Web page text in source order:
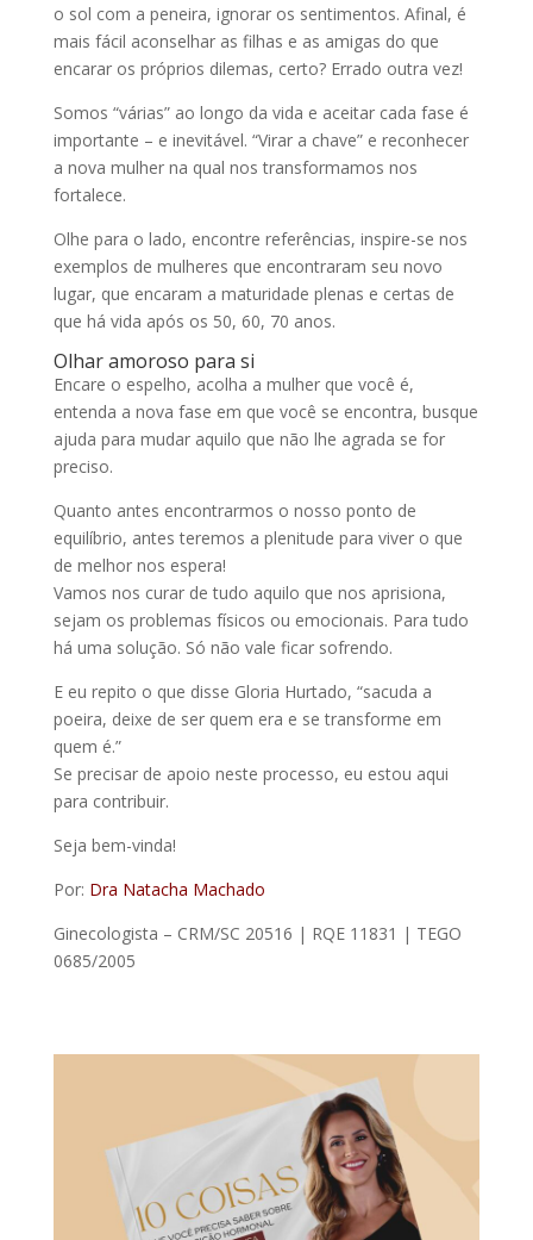
o sol com a peneira, ignorar os sentimentos. Afinal, é
mais fácil aconselhar as filhas e as amigas do que
encarar os próprios dilemas, certo? Errado outra vez!
Somos “várias” ao longo da vida e aceitar cada fase é
importante – e inevitável. “Virar a chave” e reconhecer
a nova mulher na qual nos transformamos nos
fortalece.
Olhe para o lado, encontre referências, inspire-se nos
exemplos de mulheres que encontraram seu novo
lugar, que encaram a maturidade plenas e certas de
que há vida após os 50, 60, 70 anos.
Olhar amoroso para si
Encare o espelho, acolha a mulher que você é,
entenda a nova fase em que você se encontra, busque
ajuda para mudar aquilo que não lhe agrada se for
preciso.
Quanto antes encontrarmos o nosso ponto de
equilíbrio, antes teremos a plenitude para viver o que
de melhor nos espera!
Vamos nos curar de tudo aquilo que nos aprisiona,
sejam os problemas físicos ou emocionais. Para tudo
há uma solução. Só não vale ficar sofrendo.
E eu repito o que disse Gloria Hurtado, “sacuda a
poeira, deixe de ser quem era e se transforme em
quem é.”
Se precisar de apoio neste processo, eu estou aqui
para contribuir.
Seja bem-vinda!
Por: Dra Natacha Machado
Ginecologista – CRM/SC 20516 | RQE 11831 | TEGO
0685/2005